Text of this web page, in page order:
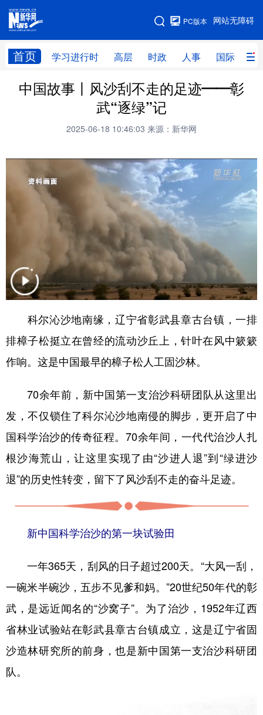
网站无障碍
PC版本
首页 学习进行时 高层 时政 人事 国际 财
网站地图
学习进行时 高层 时政 人事
财经 网评
科创 量子 体育
文化 健康
图片
中央文件
人居 信息化 数字经济
学术中国 乡村振兴 银龄 溯源中国
彩票 娱乐 时尚 悦读
公益 一带一路 亚太网
北京 天津 河北 山西
辽宁 吉林 上海 江苏
安徽 福建
山东 河南 湖北
陕西 甘肃 青海 宁夏
新疆 内蒙古 黑龙江
多语种频道
中国故事丨风沙刮不走的足迹——彰
武“逐绿”记
2025-06-18 10:46:03 来源：新华网
科尔沁沙地南缘，辽宁省彰武县章古台镇，一排
排樟子松挺立在曾经的流动沙丘上，针叶在风中簌簌
作响。这是中国最早的樟子松人工固沙林。
70余年前，新中国第一支治沙科研团队从这里出
发，不仅锁住了科尔沁沙地南侵的脚步，更开启了中
国科学治沙的传奇征程。70余年间，一代代治沙人扎
根沙海荒山，让这里实现了由“沙进人退”到“绿进沙
退”的历史性转变，留下了风沙刮不走的奋斗足迹。
新中国科学治沙的第一块试验田
一年365天，刮风的日子超过200天。“大风一刮，
一碗米半碗沙，五步不见爹和妈。”20世纪50年代的彰
武，是远近闻名的“沙窝子”。为了治沙，1952年辽西
省林业试验站在彰武县章古台镇成立，这是辽宁省固
沙造林研究所的前身，也是新中国第一支治沙科研团
队。